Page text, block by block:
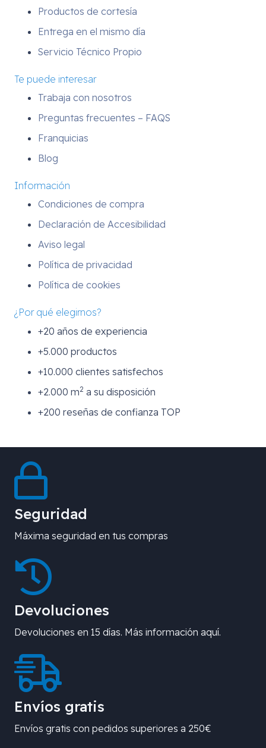
Productos de cortesía
Entrega en el mismo día
Servicio Técnico Propio
Te puede interesar
Trabaja con nosotros
Preguntas frecuentes – FAQS
Franquicias
Blog
Información
Condiciones de compra
Declaración de Accesibilidad
Aviso legal
Política de privacidad
Política de cookies
¿Por qué elegirnos?
+20 años de experiencia
+5.000 productos
+10.000 clientes satisfechos
+2.000 m2 a su disposición
+200 reseñas de confianza TOP
Seguridad
Máxima seguridad en tus compras
Devoluciones
Devoluciones en 15 días. Más información aquí.
Envíos gratis
Envíos gratis con pedidos superiores a 250€